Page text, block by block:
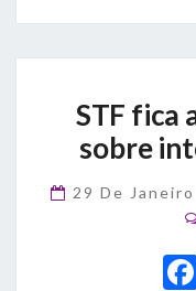
STF fica
sobre
29 De